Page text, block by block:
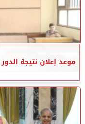
موعد إعلان نتيجة الدور